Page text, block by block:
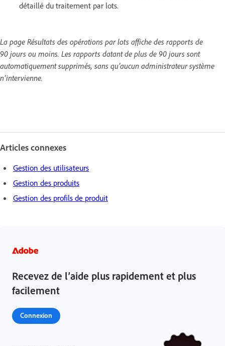
détaillé du traitement par lots.
La page Résultats des opérations par lots affiche des rapports de
90 jours ou moins. Les rapports datant de plus de 90 jours sont
automatiquement supprimés, sans qu’aucun administrateur système
n’intervienne.
Articles connexes
Gestion des utilisateurs
Gestion des produits
Gestion des profils de produit
Recevez de l’aide plus rapidement et plus
facilement
Connexion